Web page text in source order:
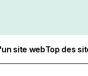
site webTop des